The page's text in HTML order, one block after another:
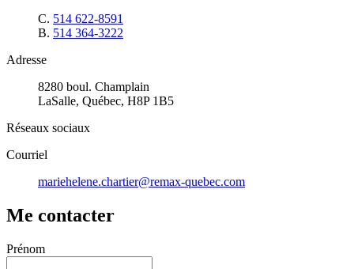
C. 514 622-8591
B. 514 364-3222
Adresse
8280 boul. Champlain
LaSalle, Québec, H8P 1B5
Réseaux sociaux
Courriel
mariehelene.chartier@remax-quebec.com
Me contacter
Prénom